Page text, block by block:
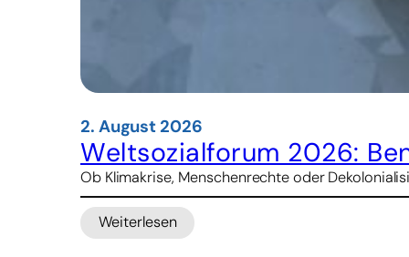
2. August 2026
Weltsozialforum 2026:
Ob Klimakrise, Menschenrechte oder
Weiterlesen
: